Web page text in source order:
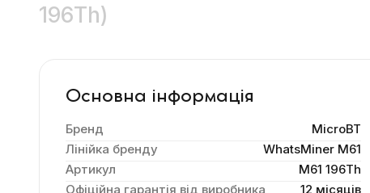
196Th)
Основна інформація
Бренд
MicroBT
Лінійка бренду
WhatsMiner M61
Артикул
M61 196Th
Офіційна гарантія від виробника
12 місяців